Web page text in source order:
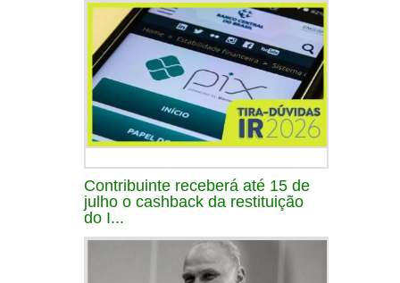
Contribuinte receberá até 15 de
julho o cashback da restituição
do I...